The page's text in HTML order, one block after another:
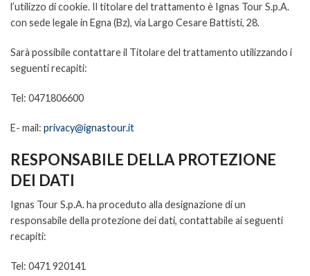
l’utilizzo di cookie. Il titolare del trattamento è Ignas Tour S.p.A.
con sede legale in Egna (Bz), via Largo Cesare Battisti, 28.
Sarà possibile contattare il Titolare del trattamento utilizzando i
seguenti recapiti:
Tel: 0471806600
E- mail: privacy@ignastour.it
RESPONSABILE DELLA PROTEZIONE
DEI DATI
Ignas Tour S.p.A. ha proceduto alla designazione di un
responsabile della protezione dei dati, contattabile ai seguenti
recapiti:
Tel: 0471 920141